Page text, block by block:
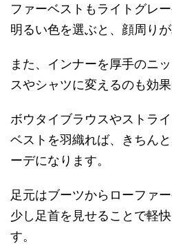
ファーベストもライトグレ
明るい色を選ぶと、顔周り
また、インナーを厚手のニ
スやシャツに変えるのも効果
ボウタイブラウスやストラ
ベストを羽織れば、きちん
ーデになります。
足元はブーツからローファ
少し足首を見せることで軽
す。